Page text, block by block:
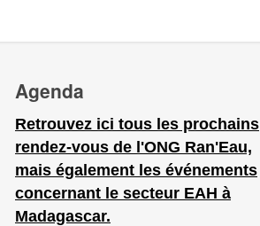
Agenda
Retrouvez ici tous les prochains
rendez-vous de l'ONG Ran'Eau,
mais également les événements
concernant le secteur EAH à
Madagascar.